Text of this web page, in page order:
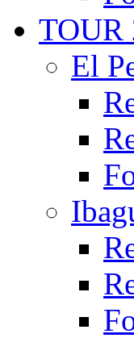
TOUR
El